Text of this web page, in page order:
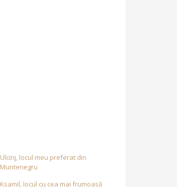
Ulcinj, locul meu preferat din
Muntenegru
Ksamil, locul cu cea mai frumoasă